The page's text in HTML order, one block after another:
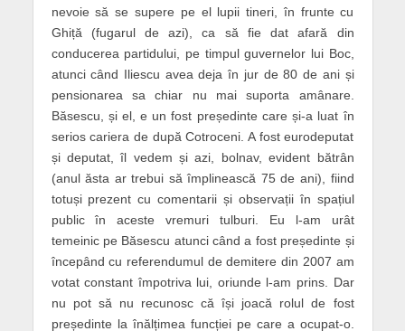
nevoie să se supere pe el lupii tineri, în frunte cu
Ghiță (fugarul de azi), ca să fie dat afară din
conducerea partidului, pe timpul guvernelor lui Boc,
atunci când Iliescu avea deja în jur de 80 de ani și
pensionarea sa chiar nu mai suporta amânare.
Băsescu, și el, e un fost președinte care și-a luat în
serios cariera de după Cotroceni. A fost eurodeputat
și deputat, îl vedem și azi, bolnav, evident bătrân
(anul ăsta ar trebui să împlinească 75 de ani), fiind
totuși prezent cu comentarii și observații în spațiul
public în aceste vremuri tulburi. Eu l-am urât
temeinic pe Băsescu atunci când a fost președinte și
începând cu referendumul de demitere din 2007 am
votat constant împotriva lui, oriunde l-am prins. Dar
nu pot să nu recunosc că își joacă rolul de fost
președinte la înălțimea funcției pe care a ocupat-o.